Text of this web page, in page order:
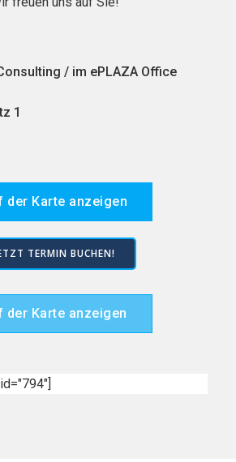
/ im ePLAZA Office
1
der Karte anzeigen
TERMIN BUCHEN!
der Karte anzeigen